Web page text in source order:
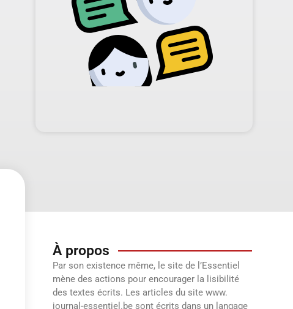
À propos
Par son existence même, le site de l’Essentiel
mène des actions pour encourager la lisibilité
des textes écrits. Les articles du site www.
journal-essentiel.be sont écrits dans un langage